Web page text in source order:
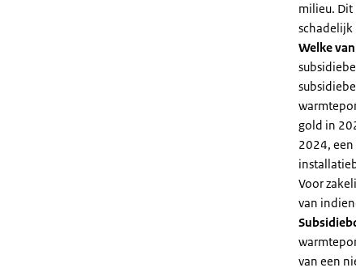
milieu. Dit
schadelijk
Welke
gold in
2024,
Voor
van
van een